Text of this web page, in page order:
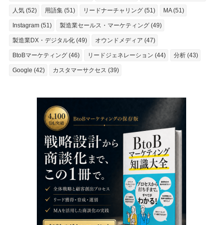
人気 (52) 用語集 (51) リードナーチャリング (51) MA (51)
Instagram (51) 製造業セールス・マーケティング (49)
製造業DX・デジタル化 (49) オウンドメディア (47)
BtoBマーケティング (46) リードジェネレーション (44) 分析 (43)
Google (42) カスタマーサクセス (39)